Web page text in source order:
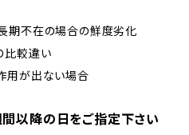
期不在の場合の鮮度劣化
比較違い
用が出ない場合
間以降の日をご指定下さい